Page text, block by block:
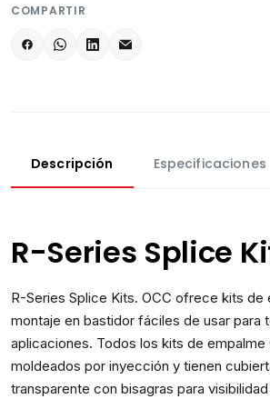
COMPARTIR
Descripción Especificaciones
R-Series Splice
R-Series Splice Kits. OCC ofrece kits de
montaje en bastidor fáciles de usar para
aplicaciones. Todos los kits de empalme
moldeados por inyección y tienen
transparente con bisagras para